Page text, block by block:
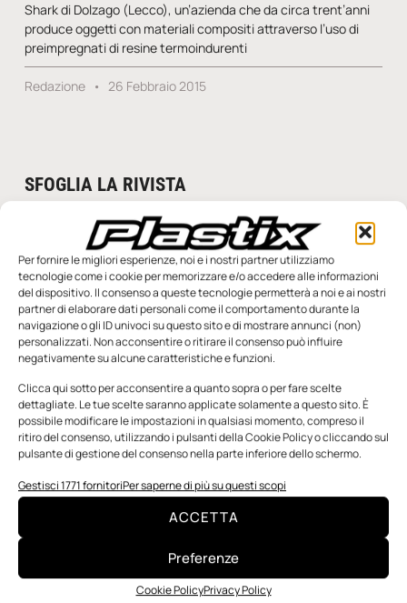
Per fornire le migliori esperienze, noi e i nostri partner utilizziamo
tecnologie come i cookie per memorizzare e/o accedere alle informazioni
del dispositivo. Il consenso a queste tecnologie permetterà a noi e ai nostri
partner di elaborare dati personali come il comportamento durante la
navigazione o gli ID univoci su questo sito e di mostrare annunci (non)
personalizzati. Non acconsentire o ritirare il consenso può influire
negativamente su alcune caratteristiche e funzioni.
Clicca qui sotto per acconsentire a quanto sopra o per fare scelte
dettagliate. Le tue scelte saranno applicate solamente a questo sito. È
possibile modificare le impostazioni in qualsiasi momento, compreso il
ritiro del consenso, utilizzando i pulsanti della Cookie Policy o cliccando sul
pulsante di gestione del consenso nella parte inferiore dello schermo.
Gestisci 1771 fornitoriPer saperne di più su questi scopi
ACCETTA
Preferenze
Cookie PolicyPrivacy Policy
Shark di Dolzago (Lecco), un’azienda che da circa trent’anni
produce oggetti con materiali compositi attraverso l’uso di
preimpregnati di resine termoindurenti
Redazione 26 Febbraio 2015
SFOGLIA LA RIVISTA
n.5 - Giugno 2026 n.4 - Maggio 2026
Edicola Web
Notizie da Meccanicanews
I nanonastri di grafene come potenziali sensori per i
Una nuova mano robotica passa da una pinza all’altra
O-Ring, tecnica e applicazioni